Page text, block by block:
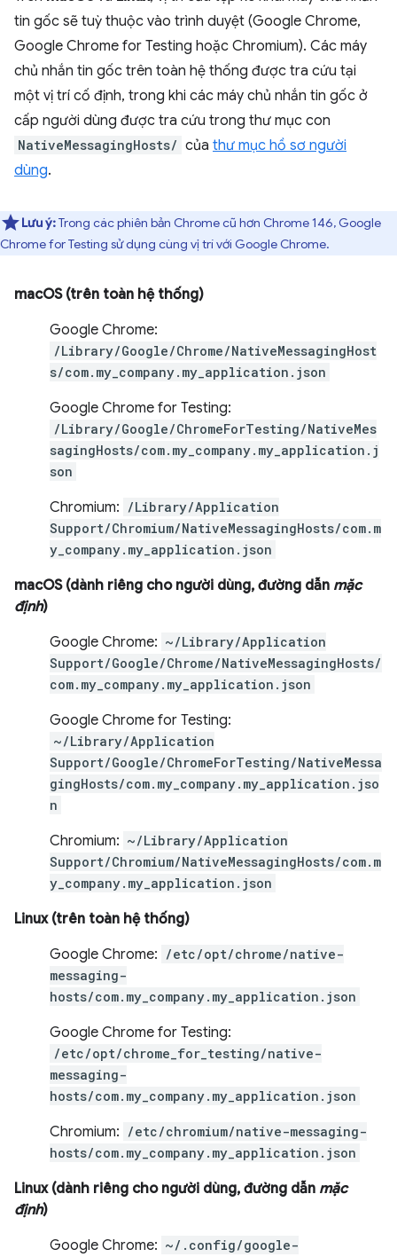
tin gốc sẽ tuỳ thuộc vào trình duyệt (Google Chrome,
Google Chrome for Testing hoặc Chromium). Các máy
chủ nhắn tin gốc trên toàn hệ thống được tra cứu tại
một vị trí cố định, trong khi các máy chủ nhắn tin gốc ở
cấp người dùng được tra cứu trong thư mục con
NativeMessagingHosts/ của thư mục hồ sơ người
dùng.
Lưu ý:Trong các phiên bản Chrome cũ hơn Chrome 146, Google
Chrome for Testing sử dụng cùng vị trí với Google Chrome.
macOS (trên toàn hệ thống)
Google Chrome:
/Library/Google/Chrome/NativeMessagingHost
s/com.my_company.my_application.json
Google Chrome for Testing:
/Library/Google/ChromeForTesting/NativeMes
sagingHosts/com.my_company.my_application.j
son
Chromium: /Library/Application
Support/Chromium/NativeMessagingHosts/com.m
y_company.my_application.json
macOS (dành riêng cho người dùng, đường dẫn mặc
định)
Google Chrome: ~/Library/Application
Support/Google/Chrome/NativeMessagingHosts/
com.my_company.my_application.json
Google Chrome for Testing:
~/Library/Application
Support/Google/ChromeForTesting/NativeMessa
gingHosts/com.my_company.my_application.jso
n
Chromium: ~/Library/Application
Support/Chromium/NativeMessagingHosts/com.m
y_company.my_application.json
Linux (trên toàn hệ thống)
Google Chrome: /etc/opt/chrome/native-
messaging-
hosts/com.my_company.my_application.json
Google Chrome for Testing:
/etc/opt/chrome_for_testing/native-
messaging-
hosts/com.my_company.my_application.json
Chromium: /etc/chromium/native-messaging-
hosts/com.my_company.my_application.json
Linux (dành riêng cho người dùng, đường dẫn mặc
định)
Google Chrome: ~/.config/google-